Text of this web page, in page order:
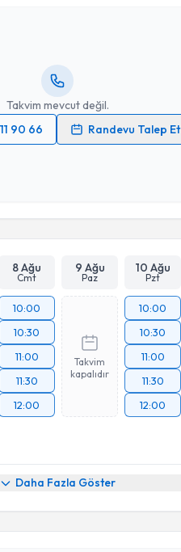
Takvim mevcut değil.
90 66
Randevu Talep Et
Talebini Gönder
8 Ağu
Cmt
9 Ağu
Paz
10 Ağu
Pzt
10:00
10:30
11:00
11:30
12:00
Takvim
kapalıdır
10:00
10:30
11:00
11:30
12:00
Daha Fazla Göster